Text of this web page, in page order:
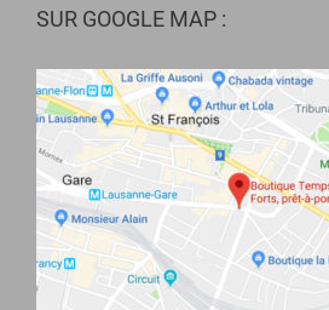
SUR GOOGLE MAP :